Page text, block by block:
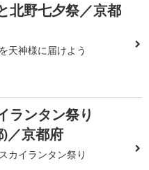
北野七夕祭／京都
天神様に届けよう
ランタン祭り
／京都府
カイランタン祭り